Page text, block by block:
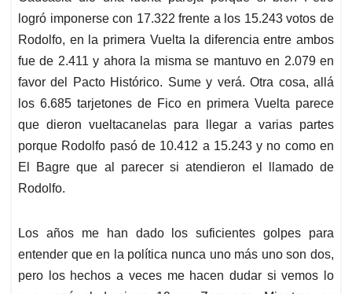
logró imponerse con 17.322 frente a los 15.243 votos de
Rodolfo, en la primera Vuelta la diferencia entre ambos
fue de 2.411 y ahora la misma se mantuvo en 2.079 en
favor del Pacto Histórico. Sume y verá. Otra cosa, allá
los 6.685 tarjetones de Fico en primera Vuelta parece
que dieron vueltacanelas para llegar a varias partes
porque Rodolfo pasó de 10.412 a 15.243 y no como en
El Bagre que al parecer si atendieron el llamado de
Rodolfo.
Los años me han dado los suficientes golpes para
entender que en la política nunca uno más uno son dos,
pero los hechos a veces me hacen dudar si vemos lo